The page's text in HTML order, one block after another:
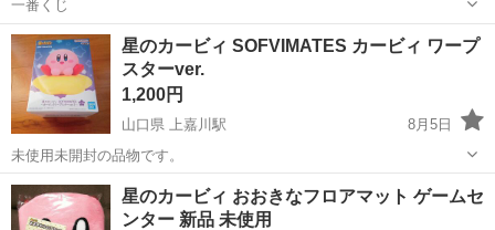
一番くじ
山梨 甲府市
星のカービィ SOFVIMATES カービィ ワープ
スターver.
1,200円
山口県 上嘉川駅
8月5日
未使用未開封の品物です。
山口 山口市 フィギュア
星のカービィ おおきなフロアマット ゲームセ
ンター 新品 未使用